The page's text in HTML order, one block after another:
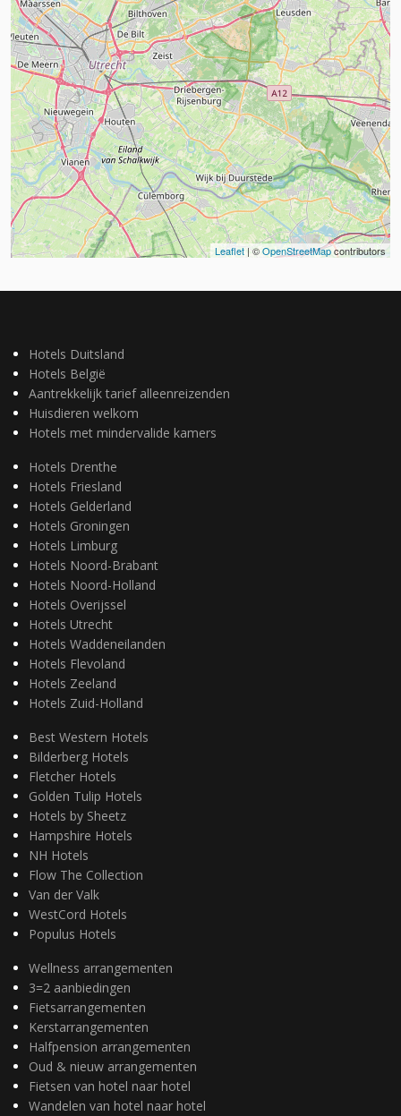
Leaflet | ©OpenStreetMapcontributors
Hotels Duitsland
Hotels België
Aantrekkelijk tarief alleenreizenden
Huisdieren welkom
Hotels met mindervalide kamers
Hotels Drenthe
Hotels Friesland
Hotels Gelderland
Hotels Groningen
Hotels Limburg
Hotels Noord-Brabant
Hotels Noord-Holland
Hotels Overijssel
Hotels Utrecht
Hotels Waddeneilanden
Hotels Flevoland
Hotels Zeeland
Hotels Zuid-Holland
Best Western Hotels
Bilderberg Hotels
Fletcher Hotels
Golden Tulip Hotels
Hotels by Sheetz
Hampshire Hotels
NH Hotels
Flow The Collection
Van der Valk
WestCord Hotels
Populus Hotels
Wellness arrangementen
3=2 aanbiedingen
Fietsarrangementen
Kerstarrangementen
Halfpension arrangementen
Oud & nieuw arrangementen
Fietsen van hotel naar hotel
Wandelen van hotel naar hotel